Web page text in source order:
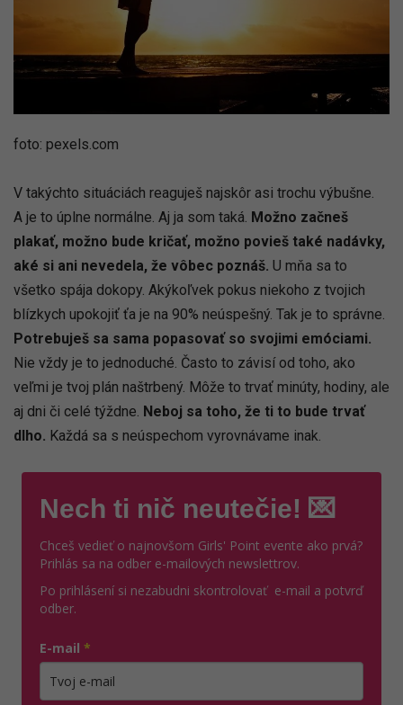
foto: pexels.com
V takýchto situáciách reaguješ najskôr asi trochu výbušne.
A je to úplne normálne. Aj ja som taká. Možno začneš
plakať, možno bude kričať, možno povieš také nadávky,
aké si ani nevedela, že vôbec poznáš. U mňa sa to
všetko spája dokopy. Akýkoľvek pokus niekoho z tvojich
blízkych upokojiť ťa je na 90% neúspešný. Tak je to správne.
Potrebuješ sa sama popasovať so svojimi emóciami.
Nie vždy je to jednoduché. Často to závisí od toho, ako
veľmi je tvoj plán naštrbený. Môže to trvať minúty, hodiny, ale
aj dni či celé týždne. Neboj sa toho, že ti to bude trvať
dlho. Každá sa s neúspechom vyrovnávame inak.
Nech ti nič neutečie! 💌
Chceš vedieť o najnovšom Girls' Point evente ako prvá?
Prihlás sa na odber e-mailových newslettrov.
Po prihlásení si nezabudni skontrolovať e-mail a potvrď
odber.
E-mail *